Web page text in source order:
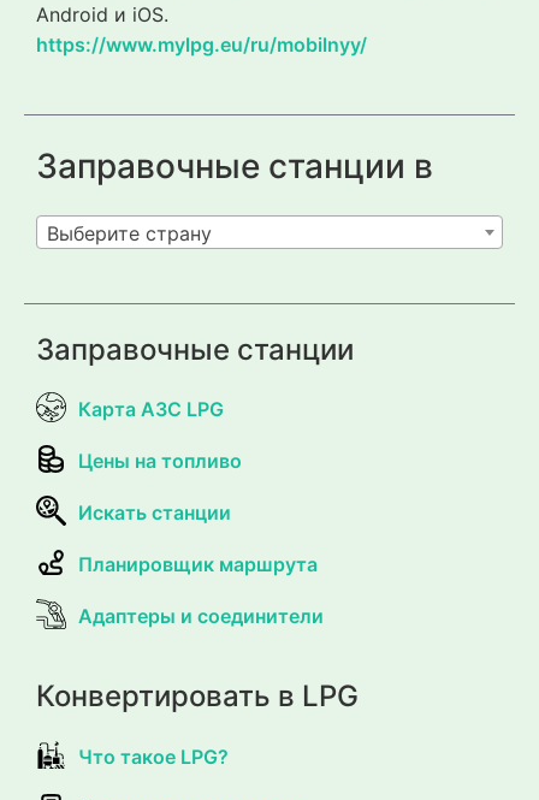
Android и iOS.
https://www.mylpg.eu/ru/mobilnyy/
Заправочные станции в
Выберите страну
Заправочные станции
Карта АЗС LPG
Цены на топливо
Искать станции
Планировщик маршрута
Адаптеры и соединители
Конвертировать в LPG
Что такое LPG?